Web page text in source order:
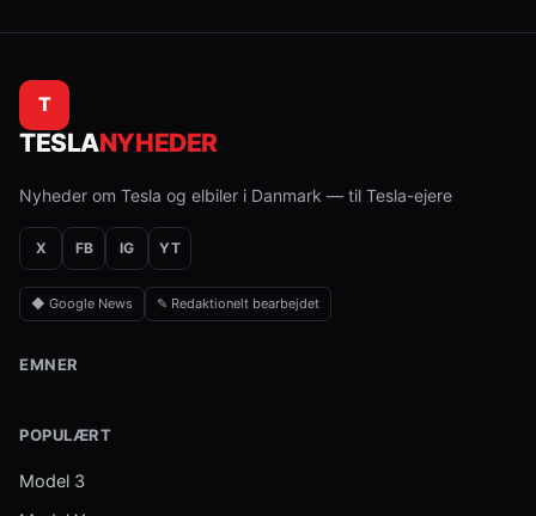
T
TESLANYHEDER
Nyheder om Tesla og elbiler i Danmark — til Tesla-ejere
X FB IG YT
◆ Google News ✎ Redaktionelt bearbejdet
EMNER
POPULÆRT
Model 3